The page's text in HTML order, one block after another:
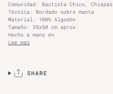
Comunidad: Bautista Chico, Chiapas
Técnica: Bordado sobre manta
Material: 100% Algodón
Tamaño: 35x50 cm aprox.
Hecho a mano en
Lee mas
SHARE